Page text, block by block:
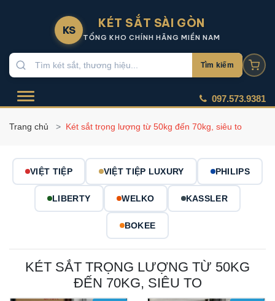
KS KÉT SẮT SÀI GÒN
TỔNG KHO CHÍNH HÃNG MIỀN NAM
Tìm kiếm
097.573.9381
Trang chủ Két sắt trọng lượng từ 50kg đến 70kg, siêu to
VIỆT TIỆP VIỆT TIỆP LUXURY PHILIPS
LIBERTY WELKO KASSLER
BOKEE
KÉT SẮT TRỌNG LƯỢNG TỪ 50KG
ĐẾN 70KG, SIÊU TO